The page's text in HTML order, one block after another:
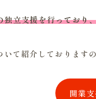
立支援を行っており
て紹介しております
開業